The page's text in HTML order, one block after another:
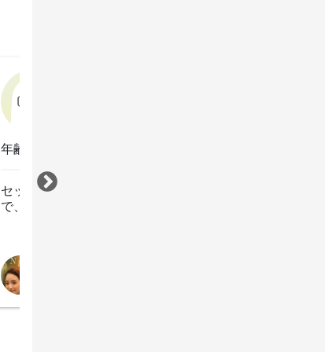
年齢：40代後半
セット頂いた後は見違えるように髪が綺麗になりますの
で、いつも気分良く帰宅できます。